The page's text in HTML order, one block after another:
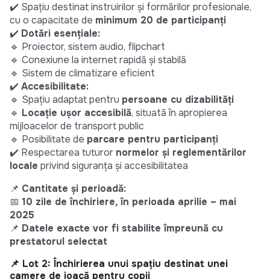
✔️ Spațiu destinat instruirilor și formărilor profesionale,
cu o capacitate de minimum 20 de participanți
✔️ Dotări esențiale:
🔹 Proiector, sistem audio, flipchart
🔹 Conexiune la internet rapidă și stabilă
🔹 Sistem de climatizare eficient
✔️ Accesibilitate:
🔹 Spațiu adaptat pentru persoane cu dizabilități
🔹 Locație ușor accesibilă, situată în apropierea
mijloacelor de transport public
🔹 Posibilitate de parcare pentru participanți
✔️ Respectarea tuturor normelor și reglementărilor
locale privind siguranța și accesibilitatea
📌 Cantitate și perioadă:
📅 10 zile de închiriere, în perioada aprilie – mai
2025
📌 Datele exacte vor fi stabilite împreună cu
prestatorul selectat
📌 Lot 2: Închirierea unui spațiu destinat unei
camere de joacă pentru copii